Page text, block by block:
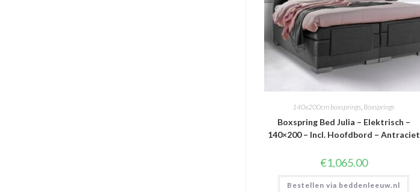
140x200cm boxsprings, Boxsprings
Boxspring Bed Julia – Elektrisch –
140×200 – Incl. Hoofdbord – Antraciet
€1,065.00
Bestellen via beddenleeuw.nl